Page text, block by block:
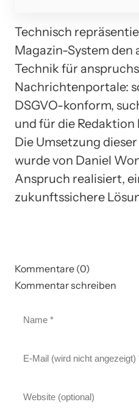
Technisch
Magazin-System den
Technik für
Nachrichtenportale:
DSGVO-konform,
und für die
Die Umsetzung
wurde von Daniel
Anspruch realisiert,
zukunftssichere
Kommentare (0)
Kommentar schreiben